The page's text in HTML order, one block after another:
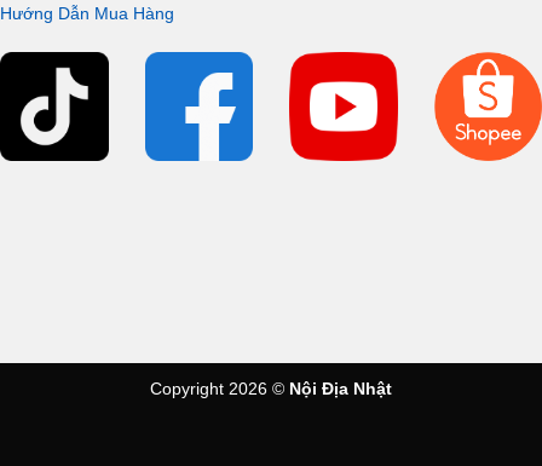
Hướng Dẫn Mua Hàng
Copyright 2026 © Nội Địa Nhật